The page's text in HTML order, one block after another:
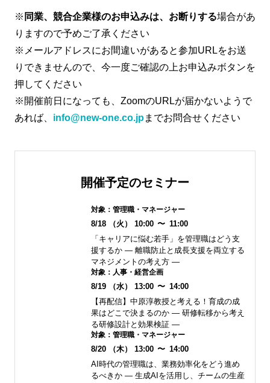
※ 同業、競合企業様のお申込みは、お断りする場合があ
りますので予めご了承ください
※メールアドレスにお間違いがあると参加URLをお送
りできませんので、今一度ご確認の上お申込みボタンを
押してください
※開催前日になっても、ZoomのURLが届かないようで
あれば、 info@new-one.co.jpまでお問合せください
開催予定のセミナー
対象： 管理職・マネージャー
8/18 （火） 10:00 〜 11:00
「キャリアに悩む若手」を管理職はどう支
援するか ― 離職防止と成長支援を両立する
マネジメントの考え方 ―
対象： 人事・経営企画
8/19 （水） 13:00 〜 14:00
【再配信】中原淳教授と考える！育成の成
果はどこで決まるのか ― 研修転移から考え
る研修設計と効果検証 ―
対象： 管理職・マネージャー
8/20 （木） 13:00 〜 14:00
AI時代の管理職は、業務効率化をどう進め
るべきか ― 生成AIを活用し、チームの生産